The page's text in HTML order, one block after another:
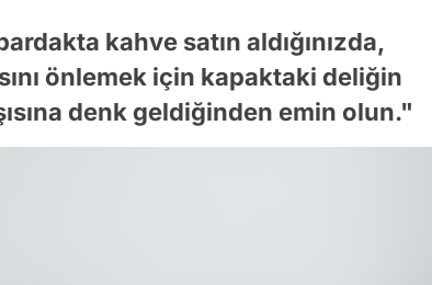
kahve satın aldığınızda,
önlemek için kapaktaki deliğin
denk geldiğinden emin olun."